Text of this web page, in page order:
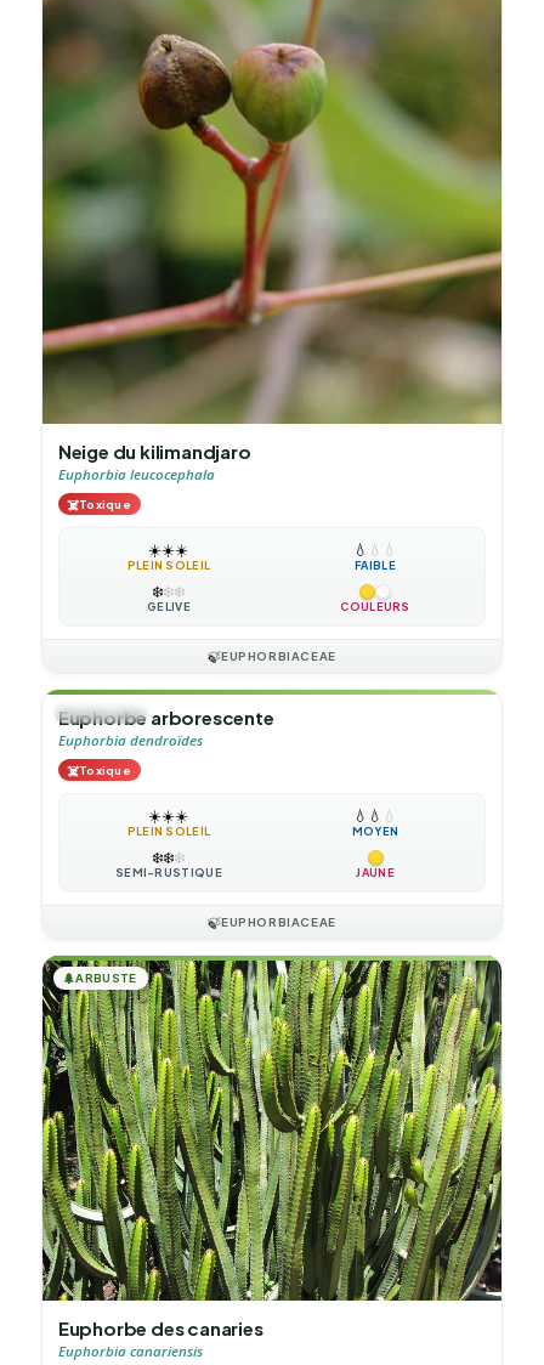
Neige du kilimandjaro
Euphorbia leucocephala
☠️Toxique
☀️☀️☀️
PLEIN SOLEIL
💧 💧 💧
FAIBLE
❄️❄️❄️
GÉLIVE COULEURS
🍃EUPHORBIACEAE
🌲ARBUSTE
Euphorbe arborescente
Euphorbia dendroïdes
☠️Toxique
☀️☀️☀️
PLEIN SOLEIL
💧 💧 💧
MOYEN
❄️❄️❄️
SEMI-RUSTIQUE JAUNE
🍃EUPHORBIACEAE
🌲ARBUSTE
Euphorbe des canaries
Euphorbia canariensis